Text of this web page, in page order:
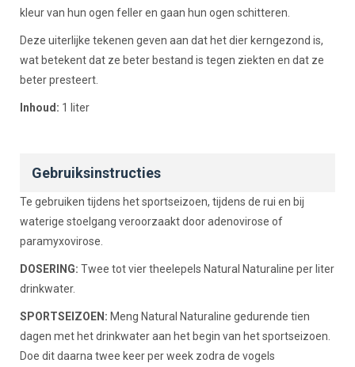
kleur van hun ogen feller en gaan hun ogen schitteren.
Deze uiterlijke tekenen geven aan dat het dier kerngezond is,
wat betekent dat ze beter bestand is tegen ziekten en dat ze
beter presteert.
Inhoud: 1 liter
Gebruiksinstructies
Te gebruiken tijdens het sportseizoen, tijdens de rui en bij
waterige stoelgang veroorzaakt door adenovirose of
paramyxovirose.
DOSERING: Twee tot vier theelepels Natural Naturaline per liter
drinkwater.
SPORTSEIZOEN: Meng Natural Naturaline gedurende tien
dagen met het drinkwater aan het begin van het sportseizoen.
Doe dit daarna twee keer per week zodra de vogels